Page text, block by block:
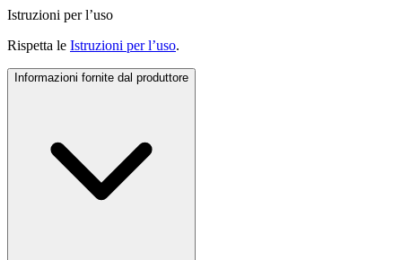
Istruzioni per l’uso
Rispetta le Istruzioni per l’uso.
Informazioni fornite dal produttore